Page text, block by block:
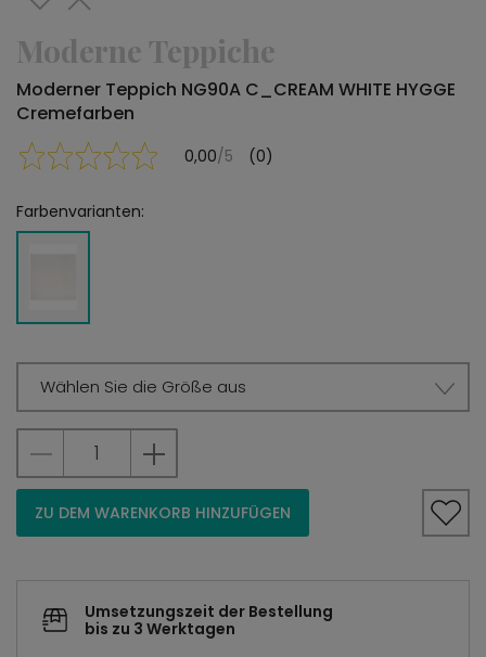
Moderne Teppiche
Moderner Teppich NG90A C_CREAM WHITE HYGGE
Cremefarben
0,00/5 (0)
Farbenvarianten:
Wählen Sie die Größe aus
ZU DEM WARENKORB HINZUFÜGEN
Umsetzungszeit der Bestellung
bis zu 3 Werktagen